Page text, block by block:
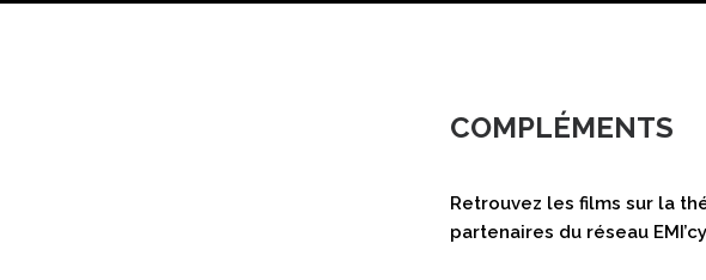
COMPLÉMENTS
Retrouvez les films sur la
partenaires du réseau